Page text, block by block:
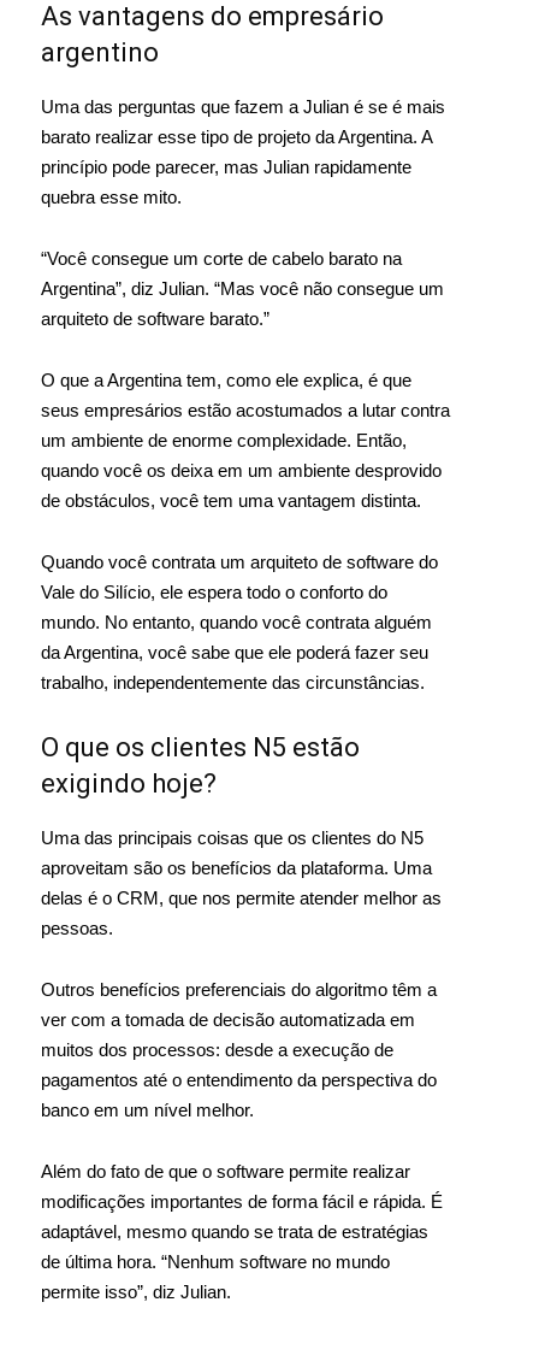
As vantagens do empresário
argentino
Uma das perguntas que fazem a Julian é se é mais
barato realizar esse tipo de projeto da Argentina. A
princípio pode parecer, mas Julian rapidamente
quebra esse mito.
“Você consegue um corte de cabelo barato na
Argentina”, diz Julian. “Mas você não consegue um
arquiteto de software barato.”
O que a Argentina tem, como ele explica, é que
seus empresários estão acostumados a lutar contra
um ambiente de enorme complexidade. Então,
quando você os deixa em um ambiente desprovido
de obstáculos, você tem uma vantagem distinta.
Quando você contrata um arquiteto de software do
Vale do Silício, ele espera todo o conforto do
mundo. No entanto, quando você contrata alguém
da Argentina, você sabe que ele poderá fazer seu
trabalho, independentemente das circunstâncias.
O que os clientes N5 estão
exigindo hoje?
Uma das principais coisas que os clientes do N5
aproveitam são os benefícios da plataforma. Uma
delas é o CRM, que nos permite atender melhor as
pessoas.
Outros benefícios preferenciais do algoritmo têm a
ver com a tomada de decisão automatizada em
muitos dos processos: desde a execução de
pagamentos até o entendimento da perspectiva do
banco em um nível melhor.
Além do fato de que o software permite realizar
modificações importantes de forma fácil e rápida. É
adaptável, mesmo quando se trata de estratégias
de última hora. “Nenhum software no mundo
permite isso”, diz Julian.